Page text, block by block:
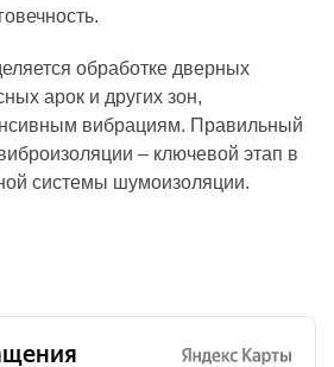
обработке дверных
арок и других зон,
вибрациям. Правильный
– ключевой этап в
системы шумоизоляции.